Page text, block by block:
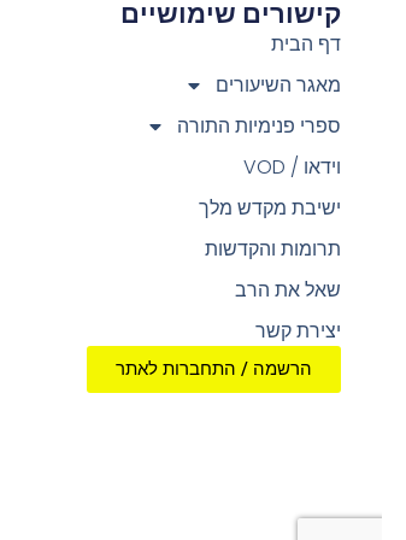
קישורים שימושיים
דף הבית
מאגר השיעורים
ספרי פנימיות התורה
וידאו / VOD
ישיבת מקדש מלך
תרומות והקדשות
שאל את הרב
יצירת קשר
הרשמה / התחברות לאתר